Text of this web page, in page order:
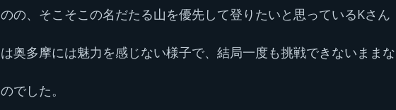
のの、そこそこの名だたる山を優先して登りたいと思っているKさん
は奥多摩には魅力を感じない様子で、結局一度も挑戦できないままな
のでした。